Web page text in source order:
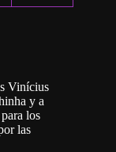
Vinícius
y a
los
las